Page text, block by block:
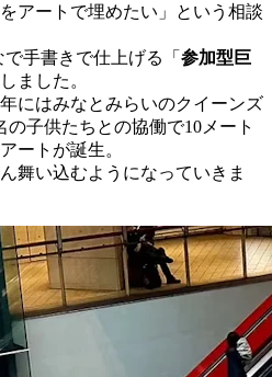
アートで埋めたい」という相談
手書きで仕上げる「 参加型巨
ました。
にはみなとみらいのクイーンズ
子供たちとの協働で10メート
ートが誕生。
舞い込むようになっていきま